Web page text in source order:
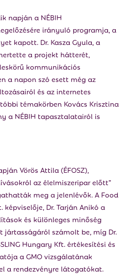
napján a NÉBIH
irányuló programja, a
kapott. Dr. Kasza Gyula, a
a projekt hátterét,
kommunikációs
a napon szó esett még az
és az internetes
témakörben Kovács Krisztina
a NÉBIH tapasztalatairól is
Vörös Attila (ÉFOSZ),
az élelmiszeripar előtt”
meg a jelenlévők. A Food
képviselője, Dr. Tarján Anikó a
és különleges minőség
jártasságáról számolt be, míg Dr.
Hungary Kft. értékesítési és
a GMO vizsgálatának
a rendezvényre látogatókat.